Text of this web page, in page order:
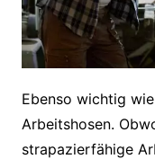
Ebenso wichtig
Arbeitshosen.
strapazierfähige